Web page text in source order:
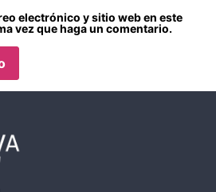
electrónico y sitio web en este
vez que haga un comentario.